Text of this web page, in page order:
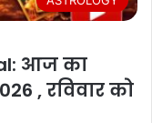
आज का
, रविवार को